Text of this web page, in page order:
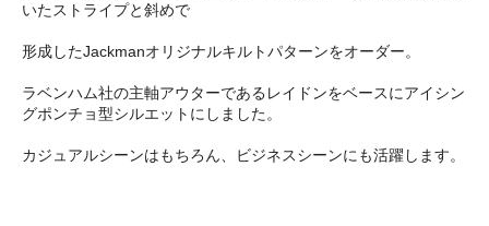
いたストライプと斜めで
形成したJackmanオリジナルキルトパターンをオーダー。
ラベンハム社の主軸アウターであるレイドンをベースにアイシン
グポンチョ型シルエットにしました。
カジュアルシーンはもちろん、ビジネスシーンにも活躍します。